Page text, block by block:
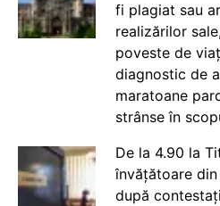
fi plagiat sau
realizărilor
poveste de
diagnostic de
maratoane
strânse în
De la 4.90 la
învățătoare
după